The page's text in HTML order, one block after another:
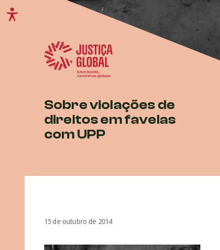
Sobre violações de
direitos em favelas
com UPP
15 de outubro de 2014